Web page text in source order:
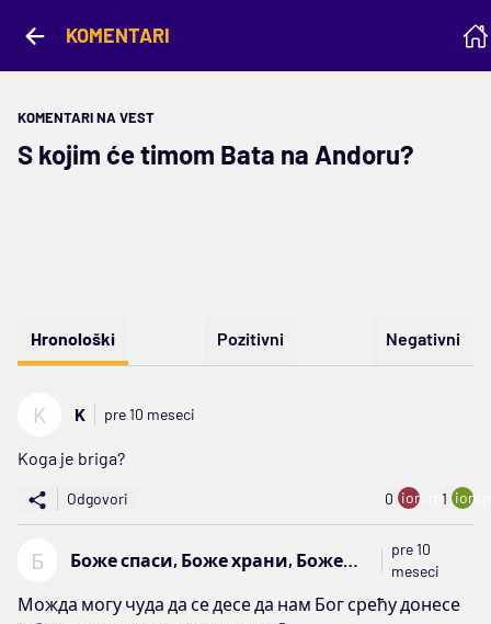
KOMENTARI
KOMENTARI NA VEST
S kojim će timom Bata na Andoru?
Hronološki Pozitivni Negativni
K K pre 10 meseci
Koga je briga?
Odgovori 0 ion:minus
1
Б
Боже спаси, Боже храни, Боже
pre 10
meseci
Можда могу чуда да се десе да нам Бог срећу донесе